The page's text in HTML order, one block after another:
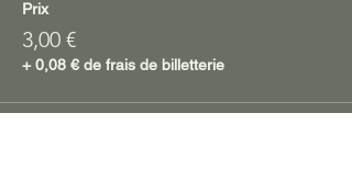
Prix
3,00 €
+ 0,08 € de frais de billetterie